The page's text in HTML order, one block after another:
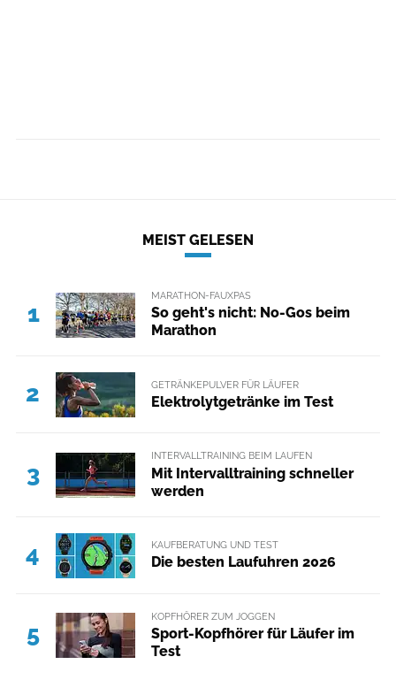
MEIST GELESEN
1
MARATHON-FAUXPAS
So geht's nicht: No-Gos beim
Marathon
2 GETRÄNKEPULVER FÜR LÄUFER
Elektrolytgetränke im Test
3
INTERVALLTRAINING BEIM LAUFEN
Mit Intervalltraining schneller
werden
4 KAUFBERATUNG UND TEST
Die besten Laufuhren 2026
5
KOPFHÖRER ZUM JOGGEN
Sport-Kopfhörer für Läufer im
Test